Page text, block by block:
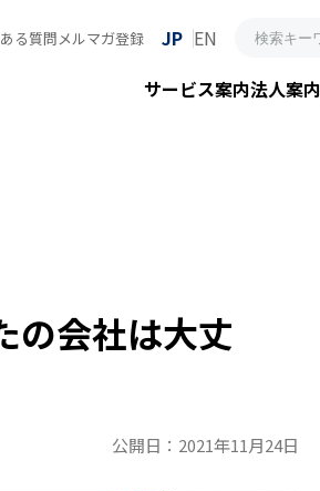
る質問 メルマガ登録 JP EN
サービス案内法人案内
の会社は大丈
公開日：2021年11月24日